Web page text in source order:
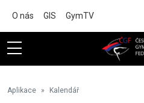
O nás GIS GymTV
Aplikace Kalendář